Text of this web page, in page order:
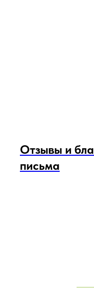
Отзывы и
письма